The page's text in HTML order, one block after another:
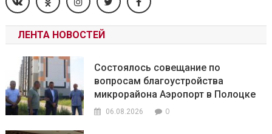
ЛЕНТА НОВОСТЕЙ
Состоялось совещание по
вопросам благоустройства
микрорайона Аэропорт в Полоцке
06.08.2026 0